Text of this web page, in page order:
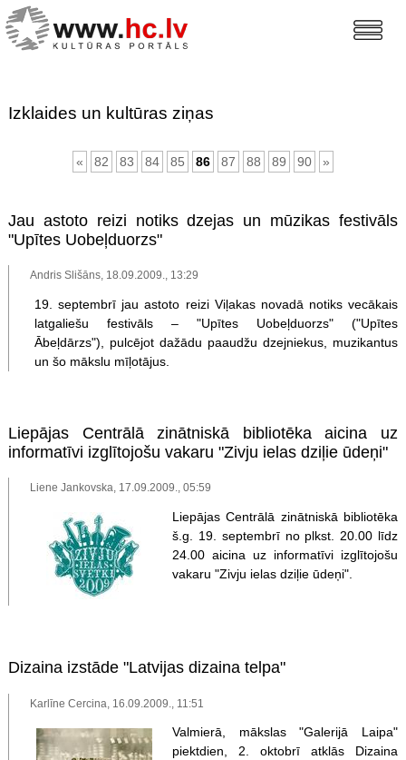
Izklaides un kultūras ziņas
« 82 83 84 85 86 87 88 89 90 »
Jau astoto reizi notiks dzejas un mūzikas festivāls
"Upītes Uobeļduorzs"
Andris Slišāns, 18.09.2009., 13:29
19. septembrī jau astoto reizi Viļakas novadā notiks vecākais
latgaliešu festivāls – "Upītes Uobeļduorzs" ("Upītes
Ābeļdārzs"), pulcējot dažādu paaudžu dzejniekus, muzikantus
un šo mākslu mīļotājus.
Liepājas Centrālā zinātniskā bibliotēka aicina uz
informatīvi izglītojošu vakaru "Zivju ielas dziļie ūdeņi"
Liene Jankovska, 17.09.2009., 05:59
Liepājas Centrālā zinātniskā bibliotēka
š.g. 19. septembrī no plkst. 20.00 līdz
24.00 aicina uz informatīvi izglītojošu
vakaru "Zivju ielas dziļie ūdeņi".
Dizaina izstāde "Latvijas dizaina telpa"
Karlīne Cercina, 16.09.2009., 11:51
Valmierā, mākslas "Galerijā Laipa"
piektdien, 2. oktobrī atklās Dizaina